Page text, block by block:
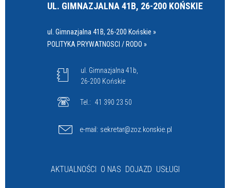
UL. GIMNAZJALNA 41B, 26-200 KOŃSKIE
ul. Gimnazjalna 41B, 26-200 Końskie »
POLITYKA PRYWATNOSCI / RODO »
ul. Gimnazjalna 41b,
26-200 Końskie
Tel.: 41 390 23 50
e-mail: sekretar@zoz.konskie.pl
AKTUALNOŚCI O NAS DOJAZD USŁUGI